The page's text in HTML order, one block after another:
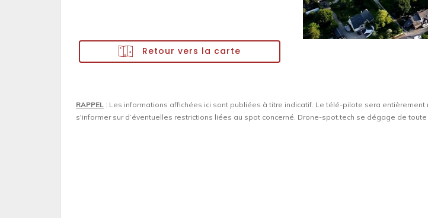
Retour vers la carte
RAPPEL : Les informations affichées ici sont publiées à titre indicatif. Le télé-pilote sera
s'informer sur d’éventuelles restrictions liées au spot concerné. Drone-spot.tech se dégage de